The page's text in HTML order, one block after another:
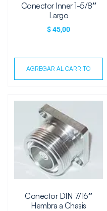
Conector Inner 1-5/8″
Largo
$45,00
AGREGAR AL CARRITO
Conector DIN 7/16″
Hembra a Chasis